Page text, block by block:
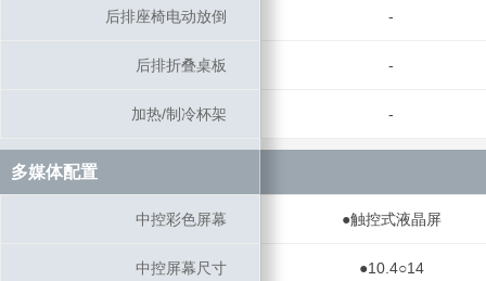
后排座椅电动放倒 -
后排折叠桌板 -
加热/制冷杯架 -
多媒体配置
中控彩色屏幕 ●触控式液晶屏
中控屏幕尺寸 ●10.4○14
后排座椅电动放倒
后排折叠桌板
加热/制冷杯架
多媒体配置
中控彩色屏幕
中控屏幕尺寸